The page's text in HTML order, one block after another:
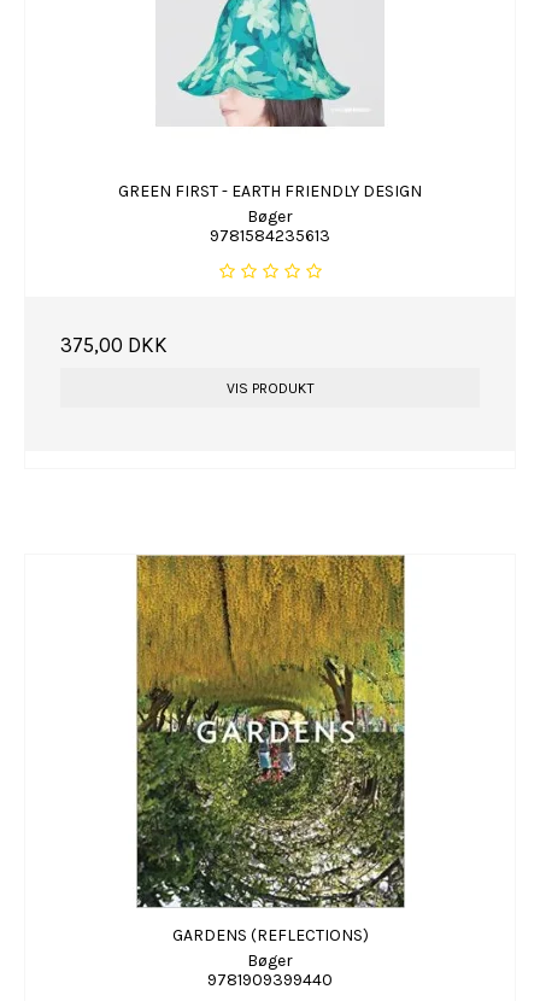
GREEN FIRST - EARTH FRIENDLY DESIGN
Bøger
9781584235613
375,00 DKK
VIS PRODUKT
GARDENS (REFLECTIONS)
Bøger
9781909399440